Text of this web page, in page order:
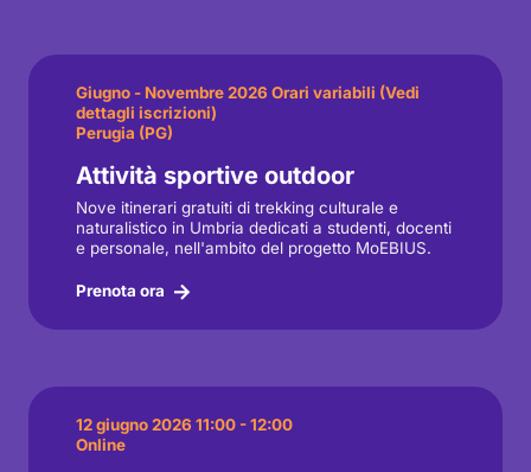
Giugno - Novembre 2026 Orari variabili (Vedi
dettagli iscrizioni)
Perugia (PG)
Attività sportive outdoor
Nove itinerari gratuiti di trekking culturale e
naturalistico in Umbria dedicati a studenti, docenti
e personale, nell'ambito del progetto MoEBIUS.
Prenota ora
12 giugno 2026 11:00 - 12:00
Online